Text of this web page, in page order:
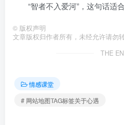
“智者不入爱河”，这句话适合
© 版权声明
文章版权归作者所有，未经允许请勿转
THE
情感课堂
# 网站地图TAG标签关于心遇